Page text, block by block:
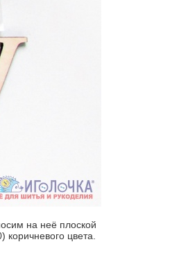
на неё плоской
коричневого цвета.